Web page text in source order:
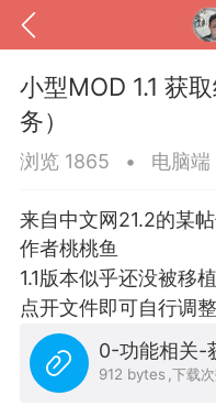
我的钱包 道
小型MOD 1.1 获
务）
浏览 1865 • 电脑端
来自中文网21.2的某
作者桃桃鱼
1.1版本似乎还没被移植
点开文件即可自行调
912 bytes ,下载